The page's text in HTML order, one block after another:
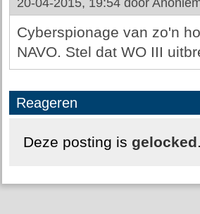
20-04-2015, 19:54 door
Cyberspionage van zo'n
NAVO. Stel dat WO III
Reageren
Deze posting is gelocked